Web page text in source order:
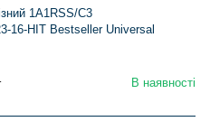
1A1RSS/C3
16-HIT Bestseller Universal
В наявності